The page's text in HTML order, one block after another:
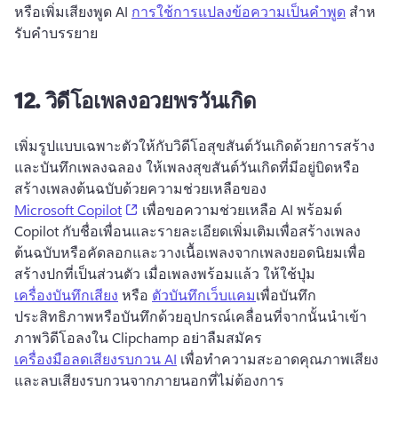
หรือเพิ่มเสียงพูด AI การใช้การแปลงข้อความเป็นคําพูด สําห
รับคําบรรยาย
12.วิดีโอเพลงอวยพรวันเกิด
เพิ่มรูปแบบเฉพาะตัวให้กับวิดีโอสุขสันต์วันเกิดด้วยการสร้าง
และบันทึกเพลงฉลอง ให้เพลงสุขสันต์วันเกิดที่มีอยู่บิดหรือ
สร้างเพลงต้นฉบับด้วยความช่วยเหลือของ
Microsoft Copilot
(opens in a new tab)
เพื่อขอความช่วยเหลือ AI พร้อมต์
Copilot กับชื่อเพื่อนและรายละเอียดเพิ่มเติมเพื่อสร้างเพลง
ต้นฉบับหรือคัดลอกและวางเนื้อเพลงจากเพลงยอดนิยมเพื่อ
สร้างปกที่เป็นส่วนตัว เมื่อเพลงพร้อมแล้ว ให้ใช้ปุ่ม
เครื่องบันทึกเสียง หรือ ตัวบันทึกเว็บแคมเพื่อบันทึก
ประสิทธิภาพหรือบันทึกด้วยอุปกรณ์เคลื่อนที่จากนั้นนําเข้า
ภาพวิดีโอลงใน Clipchamp อย่าลืมสมัคร
เครื่องมือลดเสียงรบกวน AI เพื่อทําความสะอาดคุณภาพเสียง
และลบเสียงรบกวนจากภายนอกที่ไม่ต้องการ